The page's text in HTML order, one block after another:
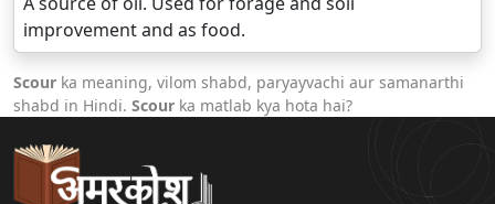
improvement and as food.
Scour ka meaning, vilom shabd, paryayvachi aur samanarthi
shabd in Hindi. Scour ka matlab kya hota hai?